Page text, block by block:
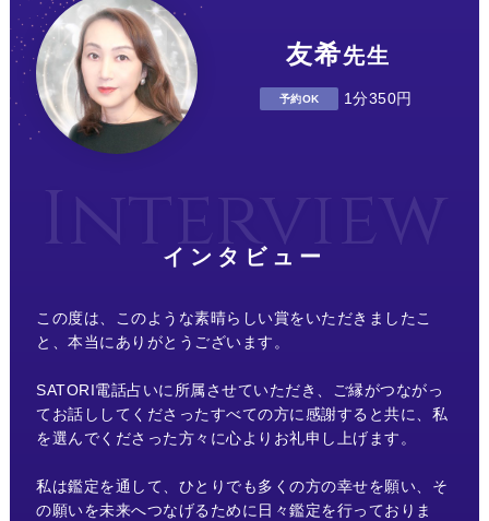
友希先生
予約OK 1分350円
インタビュー
この度は、このような素晴らしい賞をいただきましたこ
と、本当にありがとうございます。
SATORI電話占いに所属させていただき、ご縁がつながっ
てお話ししてくださったすべての方に感謝すると共に、私
を選んでくださった方々に心よりお礼申し上げます。
私は鑑定を通して、ひとりでも多くの方の幸せを願い、そ
の願いを未来へつなげるために日々鑑定を行っておりま